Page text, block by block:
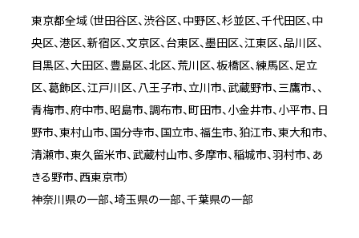
東京都全域（世田谷区、渋谷区、中野区、杉並区、千代田区、中
央区、港区、新宿区、文京区、台東区、墨田区、江東区、品川区、
目黒区、大田区、豊島区、北区、荒川区、板橋区、練馬区、足立
区、葛飾区、江戸川区、八王子市、立川市、武蔵野市、三鷹市、、
青梅市、府中市、昭島市、調布市、町田市、小金井市、小平市、日
野市、東村山市、国分寺市、国立市、福生市、狛江市、東大和市、
清瀬市、東久留米市、武蔵村山市、多摩市、稲城市、羽村市、あ
きる野市、西東京市）
神奈川県の一部、埼玉県の一部、千葉県の一部